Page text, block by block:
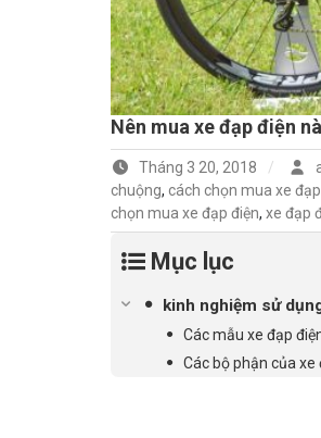
Nên mua xe đạp điện
Tháng 3 20, 2018
chuộng, cách chọn mua xe
chọn mua xe đạp điện, xe đạp
Mục lục
kinh nghiệm sử
Các mẫu xe đạp
Các bộ phận của xe